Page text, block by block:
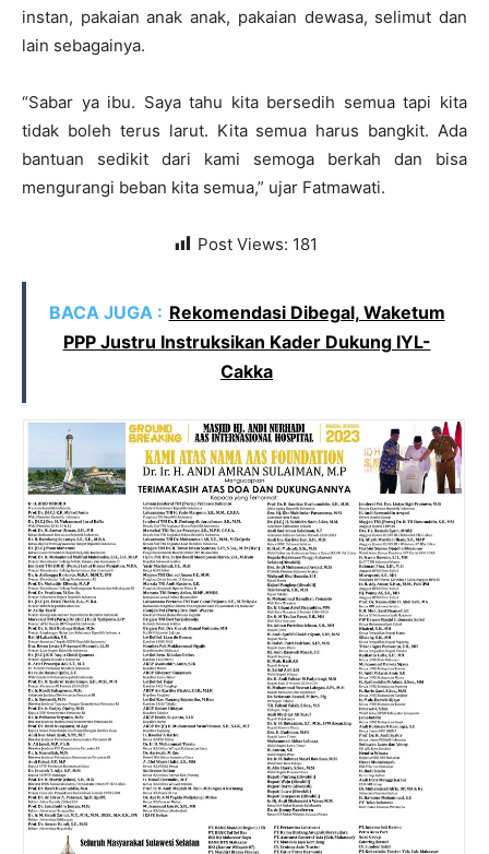
instan, pakaian anak anak, pakaian dewasa, selimut dan
lain sebagainya.
“Sabar ya ibu. Saya tahu kita bersedih semua tapi kita
tidak boleh terus larut. Kita semua harus bangkit. Ada
bantuan sedikit dari kami semoga berkah dan bisa
mengurangi beban kita semua,” ujar Fatmawati.
Post Views: 181
BACA JUGA : Rekomendasi Dibegal, Waketum
PPP Justru Instruksikan Kader Dukung IYL-
Cakka